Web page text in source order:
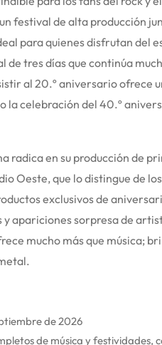
festival de alta producción
para quienes disfrutan del
de tres días que continúa
al 20.º aniversario ofrece
la celebración del 40.º
radica en su producción de
Oeste, que lo distingue de
exclusivos de
apariciones sorpresa de
mucho más que música;
de 2026
de música y festividades,